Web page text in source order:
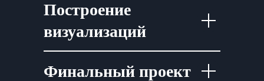
Построение
визуализаций
Финальный проект